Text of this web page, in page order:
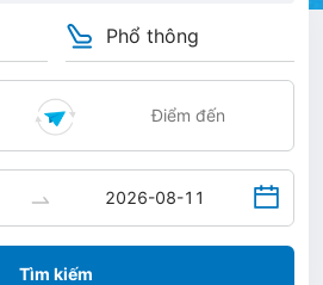
Phổ thông
Tìm kiếm